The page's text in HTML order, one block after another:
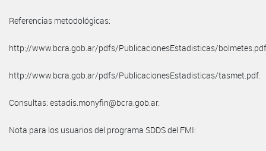
Referencias metodológicas:
http://www.bcra.gob.ar/pdfs/PublicacionesEstadisticas/
http://www.bcra.gob.ar/pdfs/PublicacionesEstadisticas/tasmet.pdf.
Consultas: estadis.monyfin@bcra.gob.ar.
Nota para los usuarios del programa SDDS del FMI: